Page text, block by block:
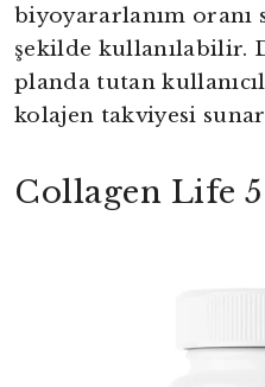
biyoyararlanım oranı
şekilde kullanılabilir.
planda tutan
kolajen takviyesi
Collagen Life